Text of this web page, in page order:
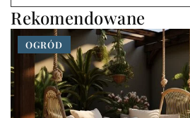
Rekomendowane
OGRÓD